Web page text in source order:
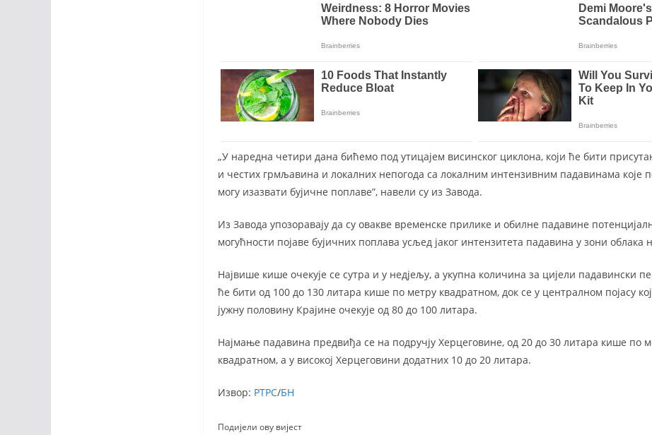
„У наредна четири дана бићемо под утицајем висинског циклона, који ће бити
и честих грмљавина и локалних непогода са локалним интензивним падавинама које
могу изазвати бујичне поплаве”, навели су из Завода.
Из Завода упозоравају да су овакве временске прилике и обилне падавине
могућности појаве бујичних поплава усљед јаког интензитета падавина у зони облака
Највише кише очекује се сутра и у недјељу, а укупна количина за цијели падавински
ће бити од 100 до 130 литара кише по метру квадратном, док се у централном појасу
јужну половину Крајине очекује од 80 до 100 литара.
Најмање падавина предвиђа се на подручју Херцеговине, од 20 до 30 литара кише по
квадратном, а у високој Херцеговини додатних 10 до 20 литара.
Извор: РТРС/БН
Подијели ову вијест